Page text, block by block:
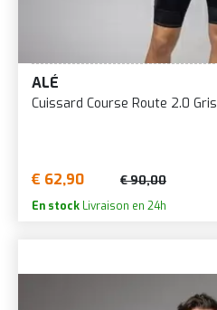
ALÉ
Cuissard Course Route 2.0 Gris
€ 62,90 € 90,00
En stock Livraison en 24h